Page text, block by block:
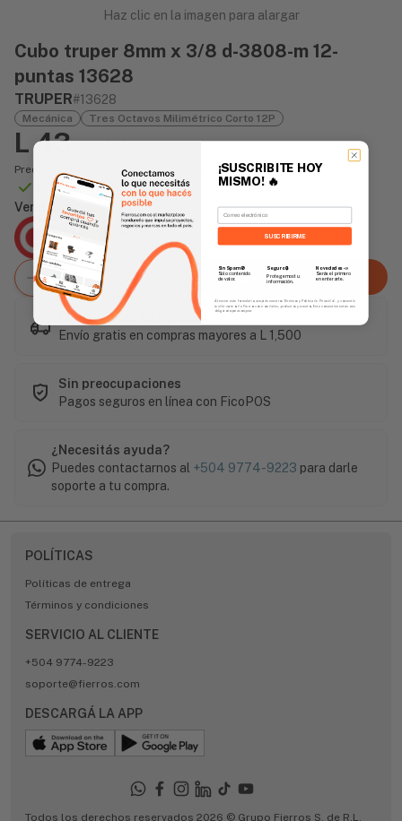
Haz clic en la imagen para alargar
Cubo truper 8mm x 3/8 d-3808-m 12-
puntas 13628
TRUPER#13628
Mecánica Tres Octavos Milimétrico Corto 12P
L 43
Precio incluye impuesto sobre ventas
Disponible Online
Vendido Por:
Agencia Global
2 días - Tiempo de Entrega Promedio
Agregar al carrito
Este artículo es popular
Envío gratis en compras mayores a L 1,500
Sin preocupaciones
Pagos seguros en línea con FicoPOS
¿Necesitás ayuda?
Puedes contactarnos al +504 9774-9223 para darle
soporte a tu compra.
POLÍTICAS
Políticas de entrega
Términos y condiciones
SERVICIO AL CLIENTE
+504 9774-9223
soporte@fierros.com
DESCARGÁ LA APP
Todos los derechos reservados 2026 © Grupo Fierros S. de R.L.
¡SUSCRIBITE HOY
MISMO! 🔥
Email
SUSCRIBIRME
Sin Spam 🚫
Solo contenido
de valor.
Seguro 🔒
Protegemos tu
información.
Novedades📣
Serás el primero
en enterarte.
Al enviar este formulario, aceptás nuestros Términos y Política de Privacidad, y consentís
recibir correos de Fierros con novedades, productos y eventos. Este consentimiento no es
obligatorio para comprar.